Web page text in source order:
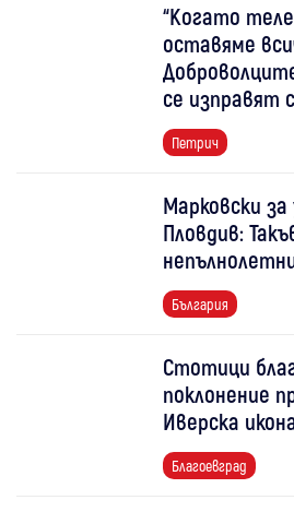
“Когато
оставяме
се изправят
Петрич
Марковски
Пловдив:
България
Стотици
поклонение
Иверска
Благоевград